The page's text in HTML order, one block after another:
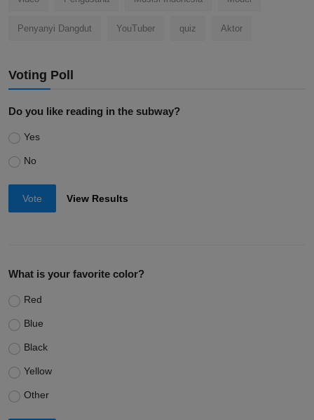
Penyanyi Dangdut YouTuber quiz Aktor
Voting Poll
Do you like reading in the subway?
Yes
No
Vote View Results
What is your favorite color?
Red
Blue
Black
Yellow
Other